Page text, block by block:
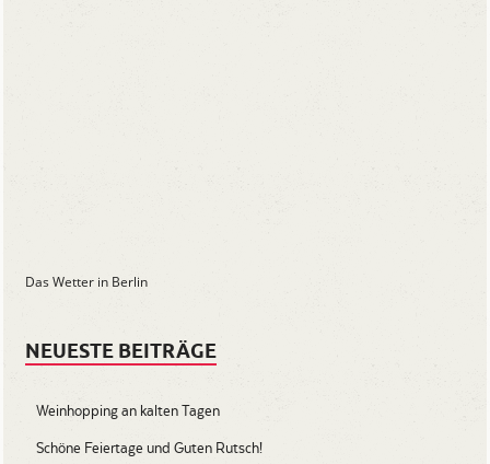
Das Wetter in Berlin
NEUESTE BEITRÄGE
Weinhopping an kalten Tagen
Schöne Feiertage und Guten Rutsch!